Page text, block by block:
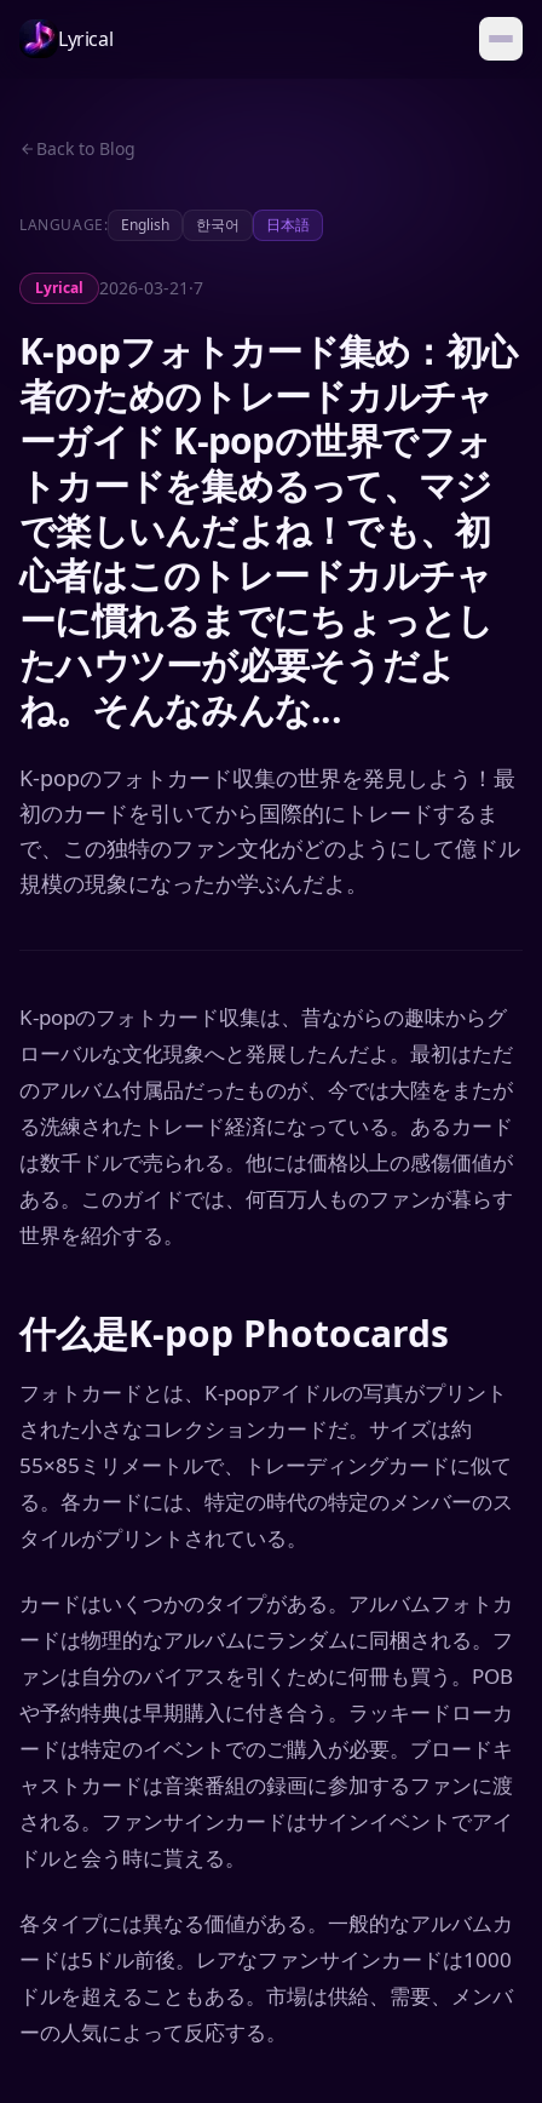
Lyrical
Back to Blog
LANGUAGE: English 한국어 日本語
Lyrical 2026-03-21 ·7
K-popフォトカード集め：初心
者のためのトレードカルチャ
ーガイド K-popの世界でフォ
トカードを集めるって、マジ
で楽しいんだよね！でも、初
心者はこのトレードカルチャ
ーに慣れるまでにちょっとし
たハウツーが必要そうだよ
ね。そんなみんな...
K-popのフォトカード収集の世界を発見しよう！最
初のカードを引いてから国際的にトレードするま
で、この独特のファン文化がどのようにして億ドル
規模の現象になったか学ぶんだよ。
K-popのフォトカード収集は、昔ながらの趣味からグ
ローバルな文化現象へと発展したんだよ。最初はただ
のアルバム付属品だったものが、今では大陸をまたが
る洗練されたトレード経済になっている。あるカード
は数千ドルで売られる。他には価格以上の感傷価値が
ある。このガイドでは、何百万人ものファンが暮らす
世界を紹介する。
什么是K-pop Photocards
フォトカードとは、K-popアイドルの写真がプリント
された小さなコレクションカードだ。サイズは約
55×85ミリメートルで、トレーディングカードに似て
る。各カードには、特定の時代の特定のメンバーのス
タイルがプリントされている。
カードはいくつかのタイプがある。アルバムフォトカ
ードは物理的なアルバムにランダムに同梱される。フ
ァンは自分のバイアスを引くために何冊も買う。POB
や予約特典は早期購入に付き合う。ラッキードローカ
ードは特定のイベントでのご購入が必要。ブロードキ
ャストカードは音楽番組の録画に参加するファンに渡
される。ファンサインカードはサインイベントでアイ
ドルと会う時に貰える。
各タイプには異なる価値がある。一般的なアルバムカ
ードは5ドル前後。レアなファンサインカードは1000
ドルを超えることもある。市場は供給、需要、メンバ
ーの人気によって反応する。